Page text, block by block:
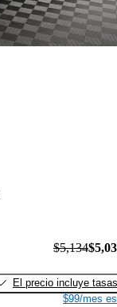
$5,134
El precio incluye tasas
$99/mes